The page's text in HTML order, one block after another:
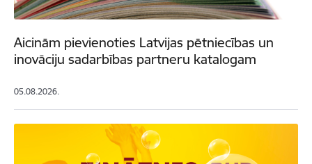
Aicinām pievienoties Latvijas pētniecības un
inovāciju sadarbības partneru katalogam
05.08.2026.